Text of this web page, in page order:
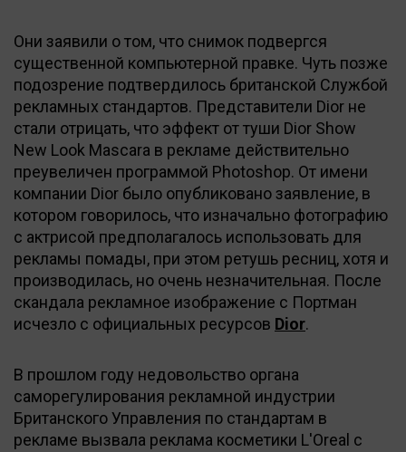
Они заявили о том, что снимок подвергся
существенной компьютерной правке. Чуть позже
подозрение подтвердилось британской Службой
рекламных стандартов. Представители Dior не
стали отрицать, что эффект от туши Dior Show
New Look Mascara в рекламе действительно
преувеличен программой Photoshop. От имени
компании Dior было опубликовано заявление, в
котором говорилось, что изначально фотографию
с актрисой предполагалось использовать для
рекламы помады, при этом ретушь ресниц, хотя и
производилась, но очень незначительная. После
скандала рекламное изображение с Портман
исчезло с официальных ресурсов Dior.
В прошлом году недовольство органа
саморегулирования рекламной индустрии
Британского Управления по стандартам в
рекламе вызвала реклама косметики L'Oreal с